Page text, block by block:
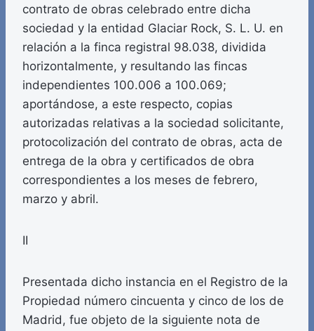
contrato de obras celebrado entre dicha
sociedad y la entidad Glaciar Rock, S. L. U. en
relación a la finca registral 98.038, dividida
horizontalmente, y resultando las fincas
independientes 100.006 a 100.069;
aportándose, a este respecto, copias
autorizadas relativas a la sociedad solicitante,
protocolización del contrato de obras, acta de
entrega de la obra y certificados de obra
correspondientes a los meses de febrero,
marzo y abril.
II
Presentada dicho instancia en el Registro de la
Propiedad número cincuenta y cinco de los de
Madrid, fue objeto de la siguiente nota de